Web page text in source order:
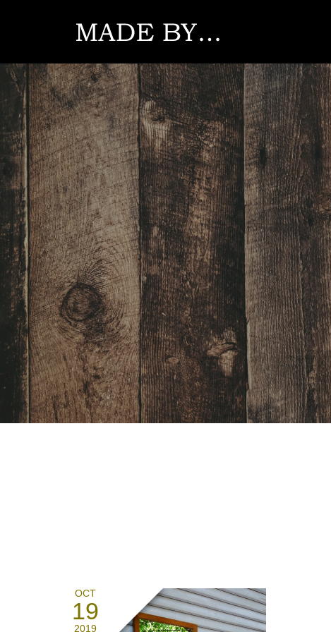
OCT
19
2019